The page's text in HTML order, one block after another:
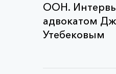
ООН.
адвокатом
Утебековым